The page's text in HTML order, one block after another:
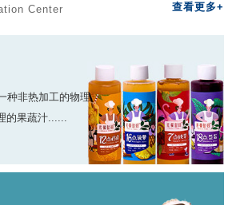
Center 查看更多+
种非热加工的物理
的果蔬汁......